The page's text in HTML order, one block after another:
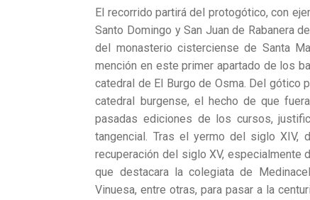
El recorrido partirá del protogótico, con
Santo Domingo y San Juan de Rabanera
del monasterio cisterciense de Santa
mención en este primer apartado de los
catedral de El Burgo de Osma. Del gótico
catedral burgense, el hecho de que
pasadas ediciones de los cursos,
tangencial. Tras el yermo del siglo XIV,
recuperación del siglo XV, especialmente
que destacara la colegiata de
Vinuesa, entre otras, para pasar a la